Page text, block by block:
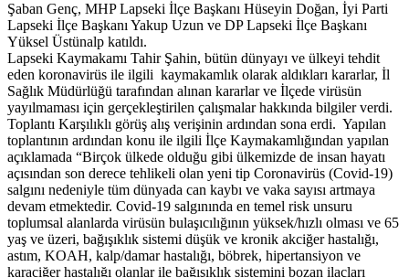
Şaban Genç, MHP Lapseki İlçe Başkanı Hüseyin Doğan, İyi Parti
Lapseki İlçe Başkanı Yakup Uzun ve DP Lapseki İlçe Başkanı
Yüksel Üstünalp katıldı.
Lapseki Kaymakamı Tahir Şahin, bütün dünyayı ve ülkeyi tehdit
eden koronavirüs ile ilgili kaymakamlık olarak aldıkları kararlar, İl
Sağlık Müdürlüğü tarafından alınan kararlar ve İlçede virüsün
yayılmaması için gerçekleştirilen çalışmalar hakkında bilgiler verdi.
Toplantı Karşılıklı görüş alış verişinin ardından sona erdi. Yapılan
toplantının ardından konu ile ilgili İlçe Kaymakamlığından yapılan
açıklamada “Birçok ülkede olduğu gibi ülkemizde de insan hayatı
açısından son derece tehlikeli olan yeni tip Coronavirüs (Covid-19)
salgını nedeniyle tüm dünyada can kaybı ve vaka sayısı artmaya
devam etmektedir. Covid-19 salgınında en temel risk unsuru
toplumsal alanlarda virüsün bulaşıcılığının yüksek/hızlı olması ve 65
yaş ve üzeri, bağışıklık sistemi düşük ve kronik akciğer hastalığı,
astım, KOAH, kalp/damar hastalığı, böbrek, hipertansiyon ve
karaciğer hastalığı olanlar ile bağışıklık sistemini bozan ilaçları